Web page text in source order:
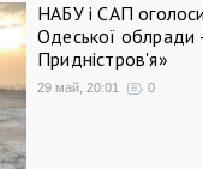
НАБУ і САП
Одеської
Придністров'я»
29 май, 20:01 0